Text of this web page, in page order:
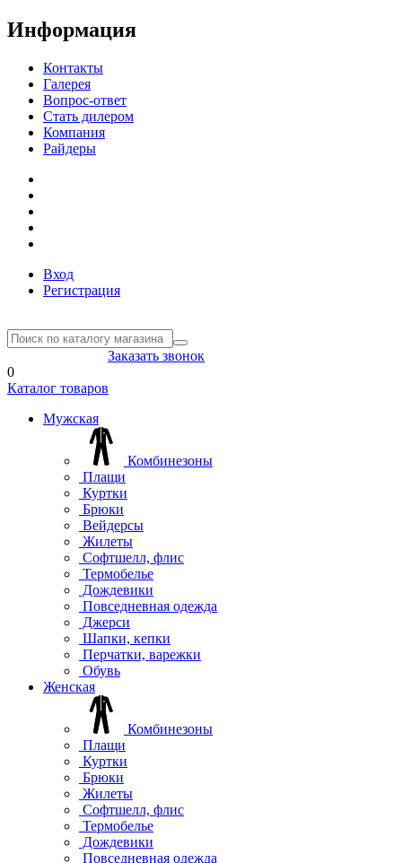
Информация
Контакты
Галерея
Вопрос-ответ
Стать дилером
Компания
Райдеры
Вход
Регистрация
Заказать звонок
0
Каталог товаров
Мужская
Комбинезоны
Плащи
Куртки
Брюки
Вейдерсы
Жилеты
Софтшелл, флис
Термобелье
Дождевики
Повседневная одежда
Джерси
Шапки, кепки
Перчатки, варежки
Обувь
Женская
Комбинезоны
Плащи
Куртки
Брюки
Жилеты
Софтшелл, флис
Термобелье
Дождевики
Повседневная одежда